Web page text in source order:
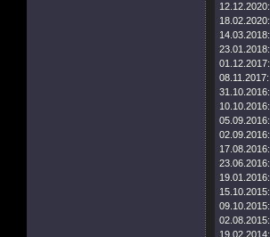
12.12.2020:
18.02.2020:
14.03.2018:
23.01.2018:
01.12.2017:
08.11.2017:
31.10.2016:
10.10.2016:
05.09.2016:
02.09.2016:
17.08.2016:
23.06.2016:
19.01.2016:
15.10.2015:
09.10.2015:
02.08.2015:
19.02.2014: